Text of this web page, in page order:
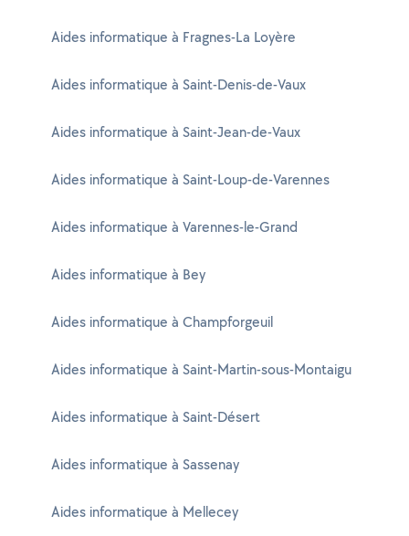
Aides informatique à Fragnes-La Loyère
Aides informatique à Saint-Denis-de-Vaux
Aides informatique à Saint-Jean-de-Vaux
Aides informatique à Saint-Loup-de-Varennes
Aides informatique à Varennes-le-Grand
Aides informatique à Bey
Aides informatique à Champforgeuil
Aides informatique à Saint-Martin-sous-Montaigu
Aides informatique à Saint-Désert
Aides informatique à Sassenay
Aides informatique à Mellecey